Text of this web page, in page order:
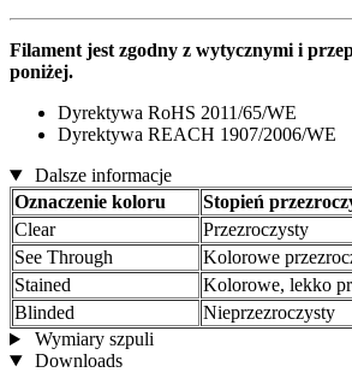
Filament jest zgodny z wytycznymi i
poniżej.
Dyrektywa RoHS 2011/65/WE
Dyrektywa REACH 1907/2006/WE
Dalsze informacje
Oznaczenie koloru
Stopień
Clear
Przezroczysty
See Through
Kolorowe
Stained
Kolorowe, lekko
Blinded
Nieprzezroczysty
Wymiary szpuli
Downloads